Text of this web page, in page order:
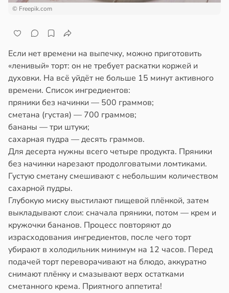
21:42
© Freepik.com
Если нет времени на выпечку, можно приготовить
«ленивый» торт: он не требует раскатки коржей и
духовки. На всё уйдёт не больше 15 минут активного
времени. Список ингредиентов:
пряники без начинки — 500 граммов;
сметана (густая) — 700 граммов;
бананы — три штуки;
сахарная пудра — десять граммов.
Для десерта нужны всего четыре продукта. Пряники
без начинки нарезают продолговатыми ломтиками.
Густую сметану смешивают с небольшим количеством
сахарной пудры.
Глубокую миску выстилают пищевой плёнкой, затем
выкладывают слои: сначала пряники, потом — крем и
кружочки бананов. Процесс повторяют до
израсходования ингредиентов, после чего торт
убирают в холодильник минимум на 12 часов. Перед
подачей торт переворачивают на блюдо, аккуратно
снимают плёнку и смазывают верх остатками
сметанного крема. Приятного аппетита!